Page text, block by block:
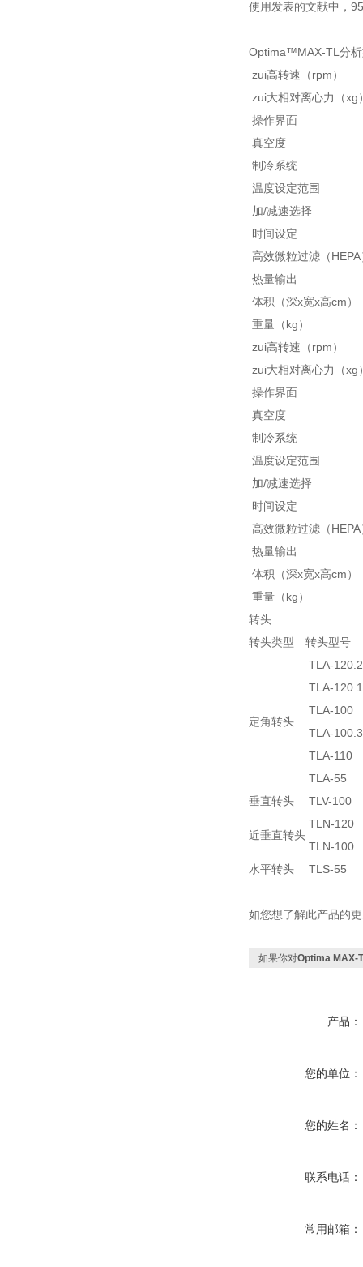
使用发表的文献中，
Optima™MAX-TL分
zui高转速（rpm）
zui大相对离心力（xg
操作界面
真空度
制冷系统
温度设定范围
加/减速选择
时间设定
高效微粒过滤（HEPA
热量输出
体积（深x宽x高cm）
重量（kg）
zui高转速（rpm）
zui大相对离心力（xg
操作界面
真空度
制冷系统
温度设定范围
加/减速选择
时间设定
高效微粒过滤（HEPA
热量输出
体积（深x宽x高cm）
重量（kg）
转头
转头类型
转头型号
定角转头
TLA-120.2
TLA-120.1
TLA-100
TLA-100.3
TLA-110
TLA-55
垂直转头
TLV-100
近垂直转头
TLN-120
TLN-100
水平转头
TLS-55
如您想了解此产品的
如果你对Optima MAX-
产品：
您的单位：
您的姓名：
联系电话：
常用邮箱：